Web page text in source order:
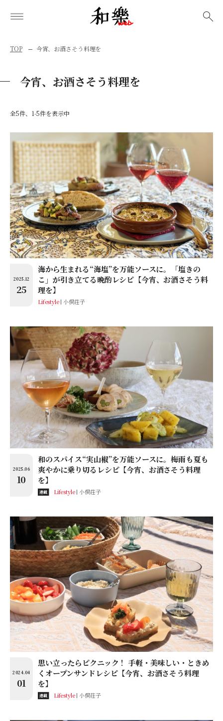
TOP 今宵、お酒さそう料理を
今宵、お酒さそう料理を
全5件、1-5件を表示中
2025.12
25
海から生まれる“海塩”を万能ソースに。「塩きの
こ」が引き立てる晩酌レシピ【今宵、お酒さそう料
理を】
Lifestyle 小俣荘子
2025.06
10
和のスパイス“実山椒”を万能ソースに。梅雨も夏も
爽やかに乗り切るレシピ【今宵、お酒さそう料理
を】
連載 Lifestyle 小俣荘子
2024.04
01
思い立ったらピクニック！ 手軽・美味しい・ときめ
くオープンサンドレシピ【今宵、お酒さそう料理
を】
連載 Lifestyle 小俣荘子